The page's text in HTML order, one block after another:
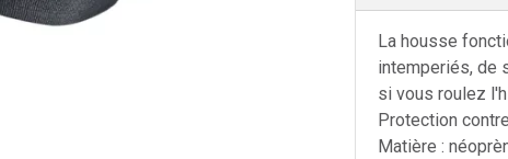
La housse
intemperiés, de
si vous roulez
Protection
Matière :